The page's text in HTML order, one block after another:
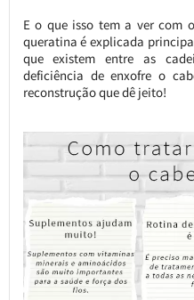
E o que isso tem a ver com
queratina é explicada
que existem entre as
deficiência de enxofre o
reconstrução que dê jeito!